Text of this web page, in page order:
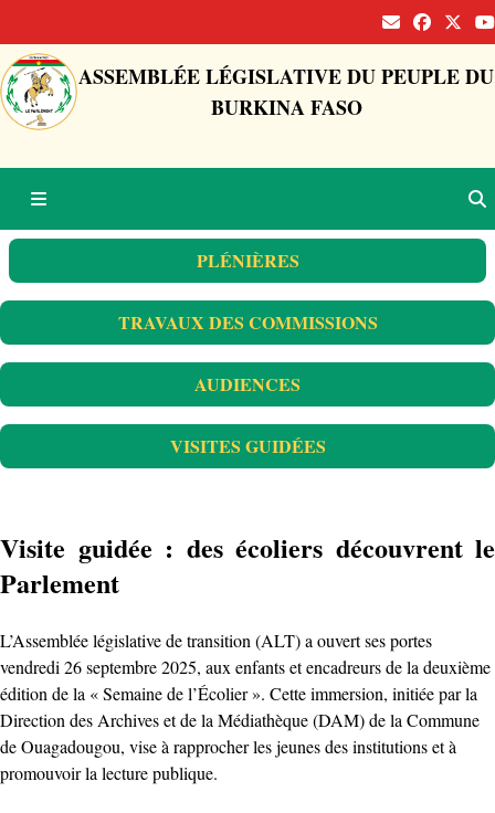
ASSEMBLÉE LÉGISLATIVE DU PEUPLE DU
BURKINA FASO
PLÉNIÈRES
TRAVAUX DES COMMISSIONS
AUDIENCES
VISITES GUIDÉES
Visite guidée : des écoliers découvrent le
Parlement
L’Assemblée législative de transition (ALT) a ouvert ses portes
vendredi 26 septembre 2025, aux enfants et encadreurs de la deuxième
édition de la « Semaine de l’Écolier ». Cette immersion, initiée par la
Direction des Archives et de la Médiathèque (DAM) de la Commune
de Ouagadougou, vise à rapprocher les jeunes des institutions et à
promouvoir la lecture publique.